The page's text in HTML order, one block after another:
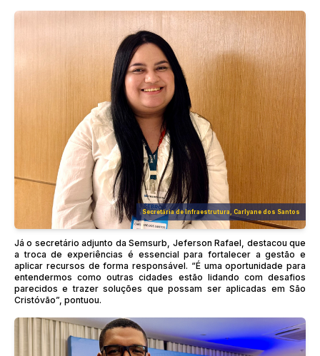
Secretária de Infraestrutura, Carlyane dos Santos
Já o secretário adjunto da Semsurb, Jeferson Rafael, destacou que
a troca de experiências é essencial para fortalecer a gestão e
aplicar recursos de forma responsável. “É uma oportunidade para
entendermos como outras cidades estão lidando com desafios
parecidos e trazer soluções que possam ser aplicadas em São
Cristóvão”, pontuou.